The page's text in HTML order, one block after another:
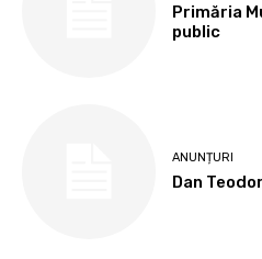
Primăria
public
ANUNȚURI
Dan